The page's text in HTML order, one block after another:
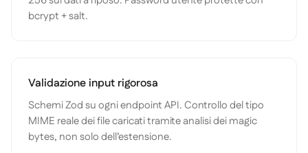
bcrypt + salt.
Validazione input rigorosa
Schemi Zod su ogni endpoint API. Controllo del tipo
MIME reale dei file caricati tramite analisi dei magic
bytes, non solo dell’estensione.